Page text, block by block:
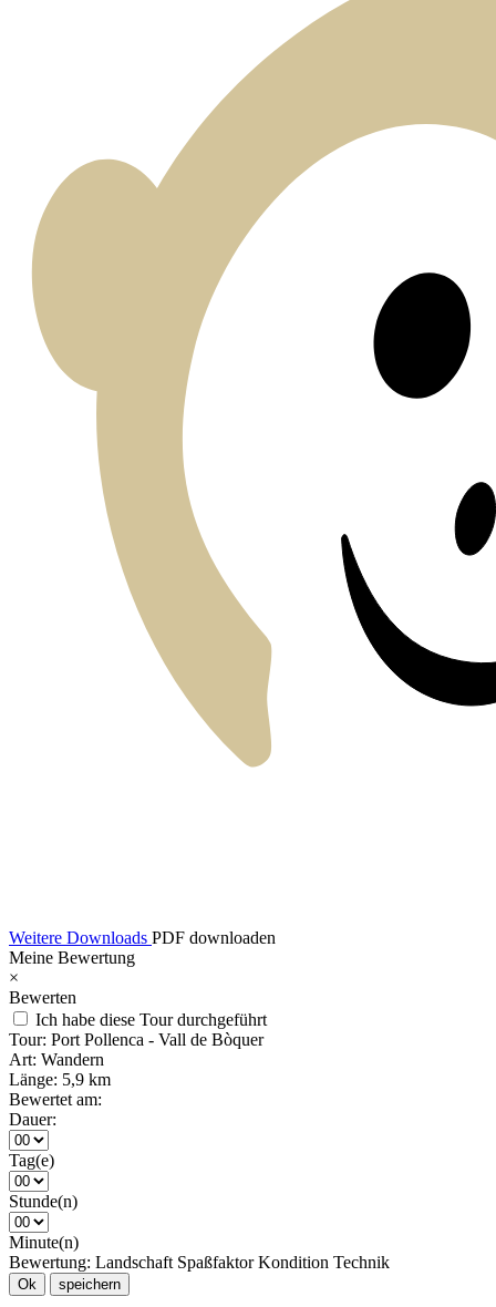
Weitere Downloads PDF downloaden
Meine Bewertung
×
Bewerten
Ich habe diese Tour durchgeführt
Tour: Port Pollenca - Vall de Bòquer
Art: Wandern
Länge: 5,9 km
Bewertet am:
Dauer:
Tag(e)
Stunde(n)
Minute(n)
Bewertung: Landschaft Spaßfaktor Kondition Technik
Ok speichern